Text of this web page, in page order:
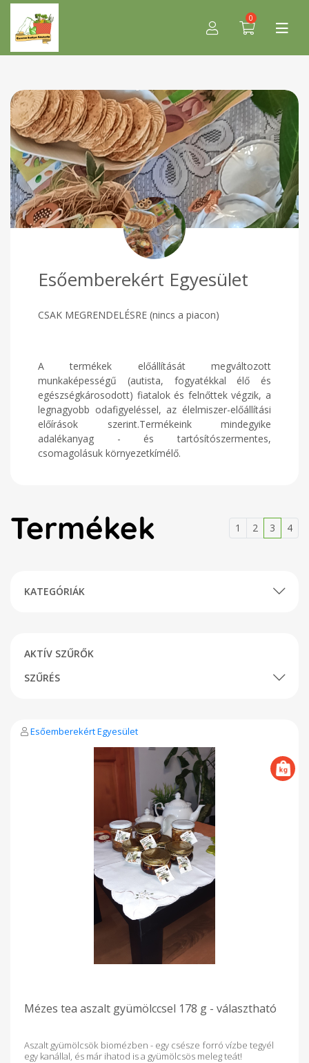
0
Esőemberekért Egyesület
CSAK MEGRENDELÉSRE (nincs a piacon)
A termékek előállítását megváltozott
munkaképességű (autista, fogyatékkal élő és
egészségkárosodott) fiatalok és felnőttek végzik, a
legnagyobb odafigyeléssel, az élelmiszer-előállítási
előírások szerint.Termékeink mindegyike
adalékanyag - és tartósítószermentes,
csomagolásuk környezetkímélő.
Termékek 1 2 3 4
KATEGÓRIÁK
AKTÍV SZŰRŐK
SZŰRÉS
Esőemberekért Egyesület
Mézes tea aszalt gyümölccsel 178 g - választható
Aszalt gyümölcsök biomézben - egy csésze forró vízbe tegyél
egy kanállal, és már ihatod is a gyümölcsös meleg teát!